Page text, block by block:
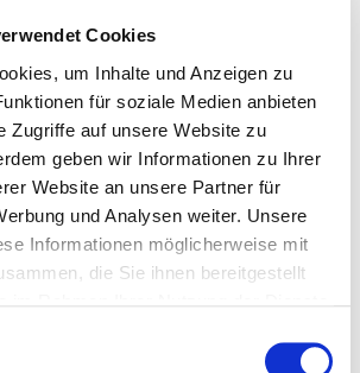
Cookies
um Inhalte und Anzeigen zu
für soziale Medien anbieten
Zugriffe auf unsere Website zu
geben wir Informationen zu Ihrer
Website an unsere Partner für
und Analysen weiter. Unsere
Informationen möglicherweise mit
die Sie ihnen bereitgestellt
und schlüssiger
der sich mit allen für die
Inhalten befasst. Hierzu zählen
Beschreibung auch eine
, Rentabilitäts- und
Hilfestellung bei der Erstellung
bietet unter anderem
des
der Stadt Hameln wenden.